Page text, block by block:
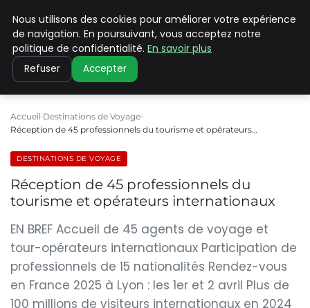
PILAT PATRIMOINES
Accueil Destinations de Voyage
Réception de 45 professionnels du tourisme et opérateurs…
DESTINATIONS DE VOYAGE
Réception de 45 professionnels du
tourisme et opérateurs internationaux
EN BREF Accueil de 45 agents de voyage et
tour-opérateurs internationaux Participation de
professionnels de 15 nationalités Rendez-vous
en France 2025 à Lyon : les 1er et 2 avril Plus de
100 millions de visiteurs internationaux en 2024
Nous utilisons des cookies pour améliorer votre expérience
de navigation. En poursuivant, vous acceptez notre
politique de confidentialité. En savoir plus
Refuser Accepter